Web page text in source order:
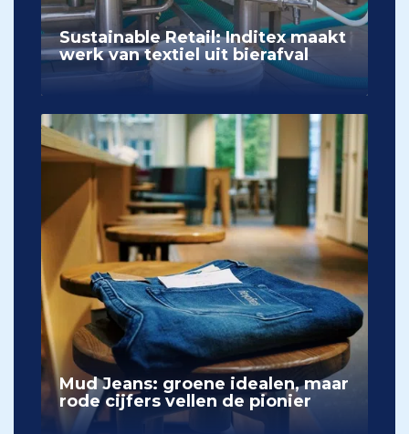
Sustainable Retail: Inditex maakt
werk van textiel uit bierafval
Mud Jeans: groene idealen, maar
rode cijfers vellen de pionier